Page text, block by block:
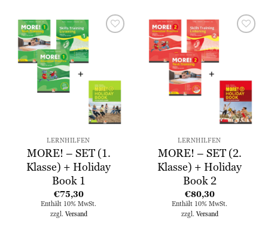
Wunschliste
hinzufügen
LERNHILFEN
MORE! – SET (1.
Klasse) + Holiday
Book 1
€75,30
Enthält 10% MwSt.
zzgl. Versand
Wunschliste
hinzufügen
LERNHILFEN
MORE! – SET (2.
Klasse) + Holiday
Book 2
€80,30
Enthält 10% MwSt.
zzgl. Versand